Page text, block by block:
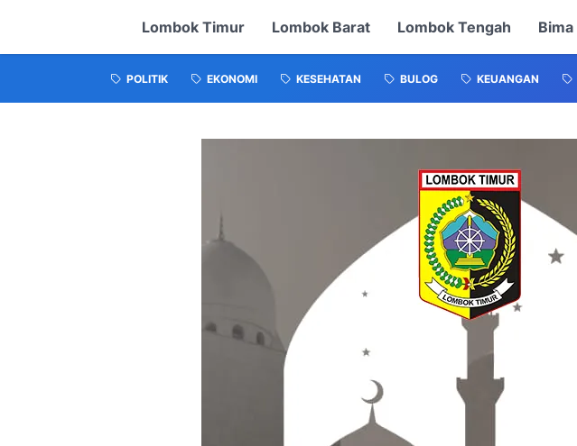
Lombok Timur Lombok Barat Lombok Tengah Bima
POLITIK EKONOMI KESEHATAN BULOG KEUANGAN